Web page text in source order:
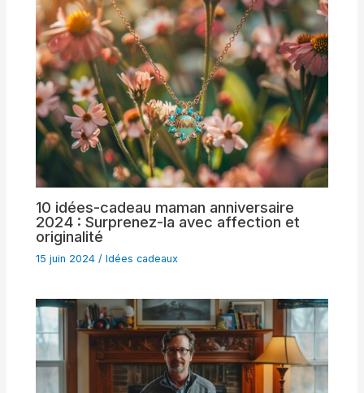
10 idées-cadeau maman anniversaire
2024 : Surprenez-la avec affection et
originalité
15 juin 2024 /Idées cadeaux